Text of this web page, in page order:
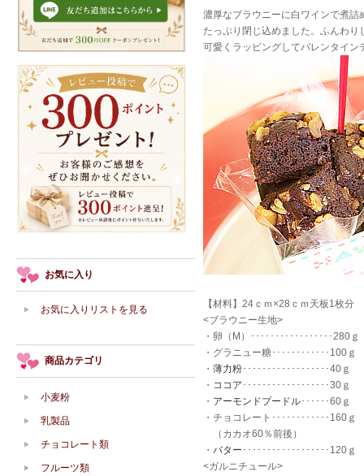
濃厚なブラウニーに白ワインで煮詰
たっぷり閉じ込めました。ふんわり
可愛くラッピングしてバレンタイン
【材料】24ｃｍ×28ｃｍ天板1枚分
<ブラウニー生地>
・卵（M）･････････････････280ｇ
・グラニュー糖････････････100ｇ
・ 薄力粉･･････････････････40ｇ
・ ココア ･･････････････････30ｇ
・ アーモンドプードル･･････60ｇ
・チョコレート････････････160ｇ
（カカオ60％前後）
・ バター ･･････････････････120ｇ
<ガルニチュール>
お気に入り
お気に入りリストを見る
商品カテゴリ
小麦粉
乳製品
チョコレート類
フルーツ類